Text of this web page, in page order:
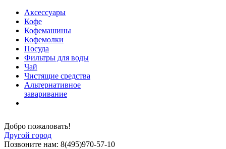
Аксессуары
Кофе
Кофемашины
Кофемолки
Посуда
Фильтры для воды
Чай
Чистящие средства
Альтернативное
заваривание
Добро пожаловать!
Другой город
Позвоните нам: 8(495)970-57-10